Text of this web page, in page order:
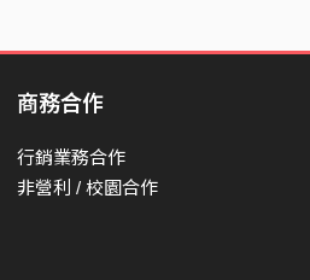
商務合作
行銷業務合作
非營利 / 校園合作